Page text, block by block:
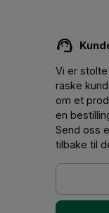
Vi er
raske
om et
en
Send oss
tilbake til